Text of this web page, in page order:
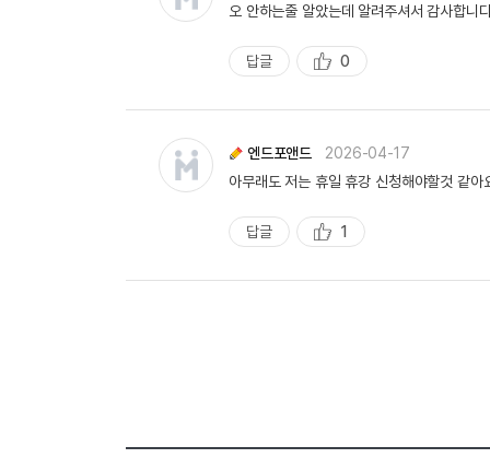
일
오 안하는줄 알았는데 알려주셔서 감사합니
답글
추
천
0
엔드포앤드
2026-04-17
아무래도 저는 휴일 휴강 신청해야할것 같아
답글
추
1